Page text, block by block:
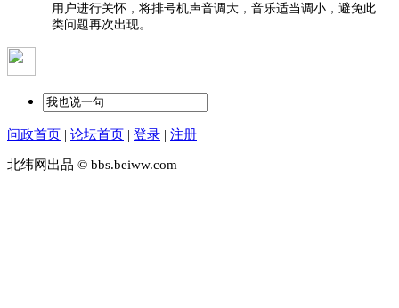
用户进行关怀，将排号机声音调大，音乐适当调小，避免此
类问题再次出现。
问政首页 | 论坛首页 | 登录 | 注册
北纬网出品 © bbs.beiww.com